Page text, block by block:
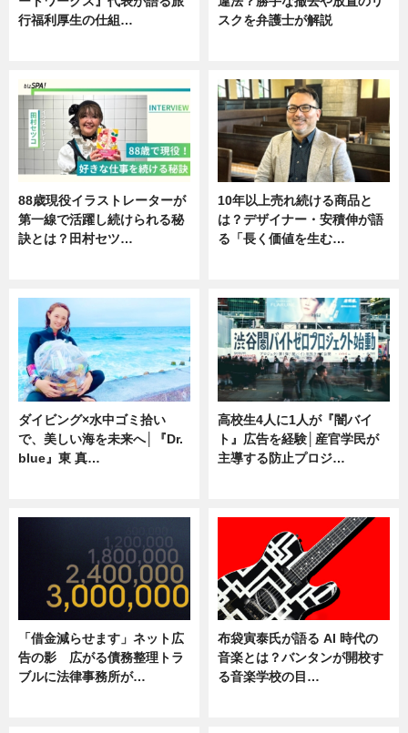
行福利厚生の仕組…
スクを弁護士が解説
88歳現役イラストレーターが
第一線で活躍し続けられる秘
訣とは？田村セツ…
10年以上売れ続ける商品と
は？デザイナー・安積伸が語
る「長く価値を生む…
ダイビング×水中ゴミ拾い
で、美しい海を未来へ│『Dr.
blue』東 真…
高校生4人に1人が『闇バイ
ト』広告を経験│産官学民が
主導する防止プロジ…
「借金減らせます」ネット広
告の影 広がる債務整理トラ
ブルに法律事務所が…
布袋寅泰氏が語る AI 時代の
音楽とは？バンタンが開校す
る音楽学校の目…